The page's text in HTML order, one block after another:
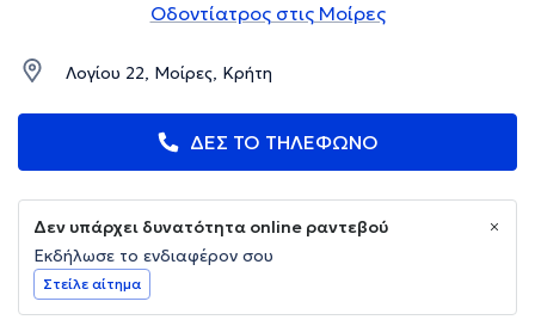
Οδοντίατρος στις Μοίρες
Λογίου 22, Μοίρες, Κρήτη
ΔΕΣ ΤΟ ΤΗΛΕΦΩΝΟ
Δεν υπάρχει δυνατότητα online ραντεβού
Εκδήλωσε το ενδιαφέρον σου
Στείλε αίτημα